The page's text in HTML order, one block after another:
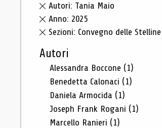
Autori: Tania Maio
Anno: 2025
Sezioni: Convegno delle Stelline
Autori
Alessandra Boccone (1)
Benedetta Calonaci (1)
Daniela Armocida (1)
Joseph Frank Rogani (1)
Marcello Ranieri (1)